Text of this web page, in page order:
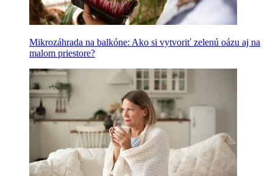
Mikrozáhrada na balkóne: Ako si vytvoriť zelenú oázu aj na
malom priestore?